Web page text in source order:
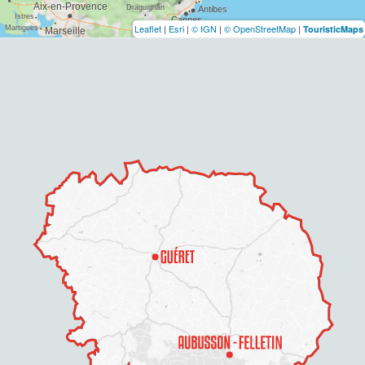
Leaflet | Esri | © IGN | © OpenStreetMap | TouristicMaps